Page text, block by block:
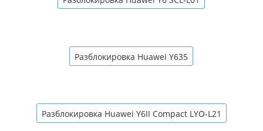
Разблокировка Huawei Y635
Разблокировка Huawei Y6II Compact LYO-L21